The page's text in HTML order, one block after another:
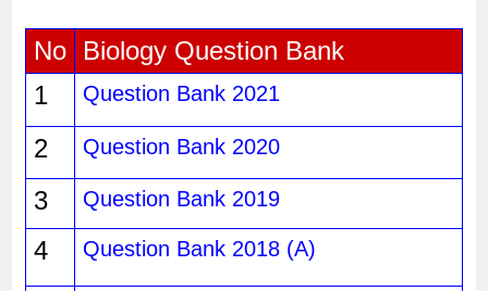
No
Biology Question Bank
1
Question Bank 2021
2 Question Bank 2020
3 Question Bank 2019
4 Question Bank 2018 (A)